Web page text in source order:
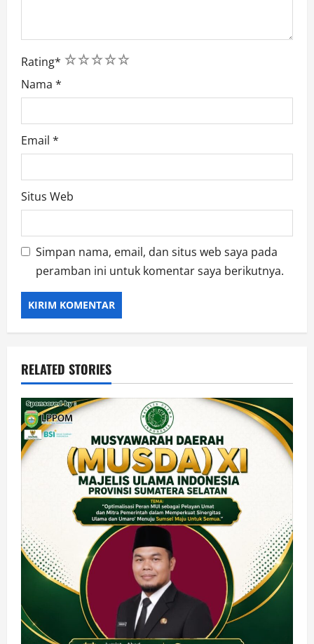
Rating* 5
4
3
2
1
Nama *
Email *
Situs Web
Simpan nama, email, dan situs web saya pada
peramban ini untuk komentar saya berikutnya.
RELATED STORIES